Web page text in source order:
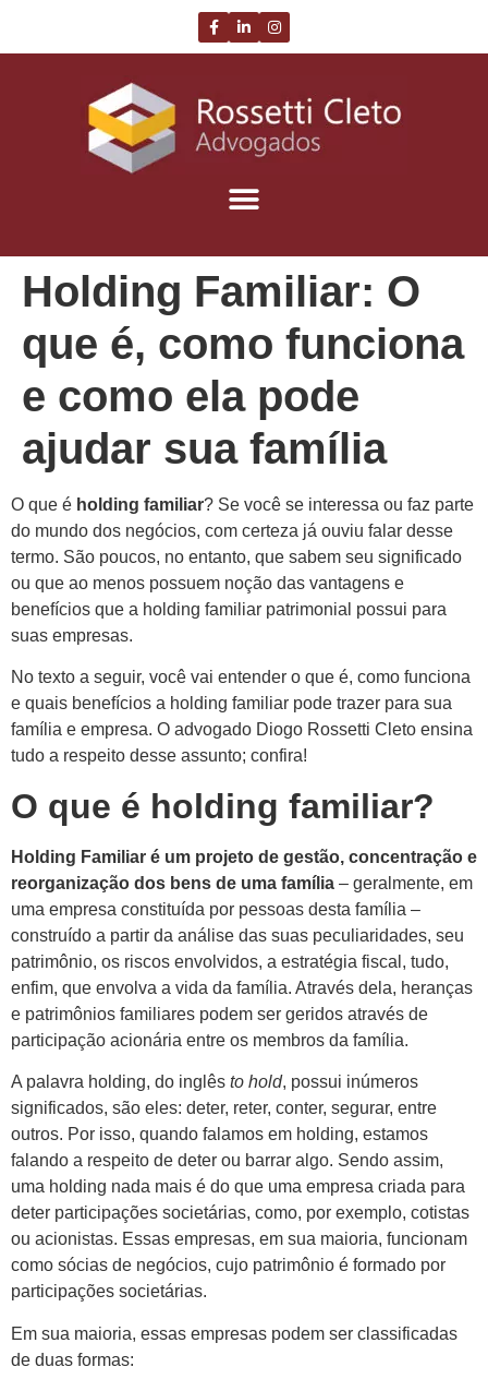
Holding Familiar: O
que é, como funciona
e como ela pode
ajudar sua família
O que é holding familiar? Se você se interessa ou faz parte
do mundo dos negócios, com certeza já ouviu falar desse
termo. São poucos, no entanto, que sabem seu significado
ou que ao menos possuem noção das vantagens e
benefícios que a holding familiar patrimonial possui para
suas empresas.
No texto a seguir, você vai entender o que é, como funciona
e quais benefícios a holding familiar pode trazer para sua
família e empresa. O advogado Diogo Rossetti Cleto ensina
tudo a respeito desse assunto; confira!
O que é holding familiar?
Holding Familiar é um projeto de gestão, concentração e
reorganização dos bens de uma família – geralmente, em
uma empresa constituída por pessoas desta família –
construído a partir da análise das suas peculiaridades, seu
patrimônio, os riscos envolvidos, a estratégia fiscal, tudo,
enfim, que envolva a vida da família. Através dela, heranças
e patrimônios familiares podem ser geridos através de
participação acionária entre os membros da família.
A palavra holding, do inglês to hold, possui inúmeros
significados, são eles: deter, reter, conter, segurar, entre
outros. Por isso, quando falamos em holding, estamos
falando a respeito de deter ou barrar algo. Sendo assim,
uma holding nada mais é do que uma empresa criada para
deter participações societárias, como, por exemplo, cotistas
ou acionistas. Essas empresas, em sua maioria, funcionam
como sócias de negócios, cujo patrimônio é formado por
participações societárias.
Em sua maioria, essas empresas podem ser classificadas
de duas formas: